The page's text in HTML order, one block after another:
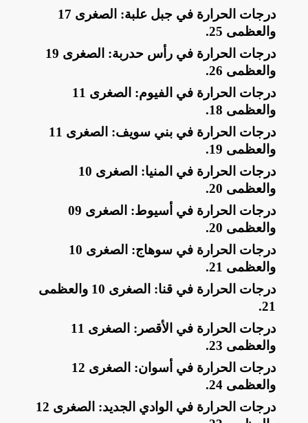
​درجات الحرارة في جبل علبة: الصغرى 17
والعظمى 25
.
​درجات الحرارة في رأس حدربة: الصغرى 19
والعظمى 26
.
​درجات الحرارة في الفيوم: الصغرى 11
والعظمى 18
.
​درجات الحرارة في بني سويف: الصغرى 11
والعظمى 19
.
​درجات الحرارة في المنيا: الصغرى 10
والعظمى 20
.
​درجات الحرارة في أسيوط: الصغرى 09
والعظمى 20
.
​درجات الحرارة في سوهاج: الصغرى 10
والعظمى 21
.
​درجات الحرارة في قنا: الصغرى 10 والعظمى
21
.
​درجات الحرارة في الأقصر: الصغرى 11
والعظمى 23
.
​درجات الحرارة في أسوان: الصغرى 12
والعظمى 24
.
​درجات الحرارة في الوادي الجديد: الصغرى 12